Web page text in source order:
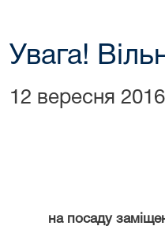
Увага!
12 вересня
на посаду